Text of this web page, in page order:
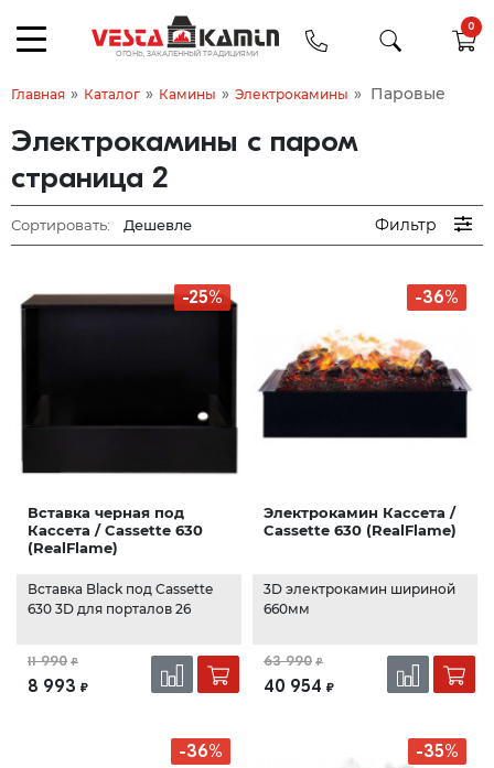
0
Главная » Каталог » Камины » Электрокамины » Паровые
Электрокамины с паром
страница 2
Сортировать: Фильтр
-25%
Вставка черная под
Кассета / Cassette 630
(RealFlame)
Вставка Black под Cassette
630 3D для порталов 26
11 990 ₽
8 993 ₽
-36%
Электрокамин Кассета /
Cassette 630 (RealFlame)
3D электрокамин шириной
660мм
63 990 ₽
40 954 ₽
-36% -35%